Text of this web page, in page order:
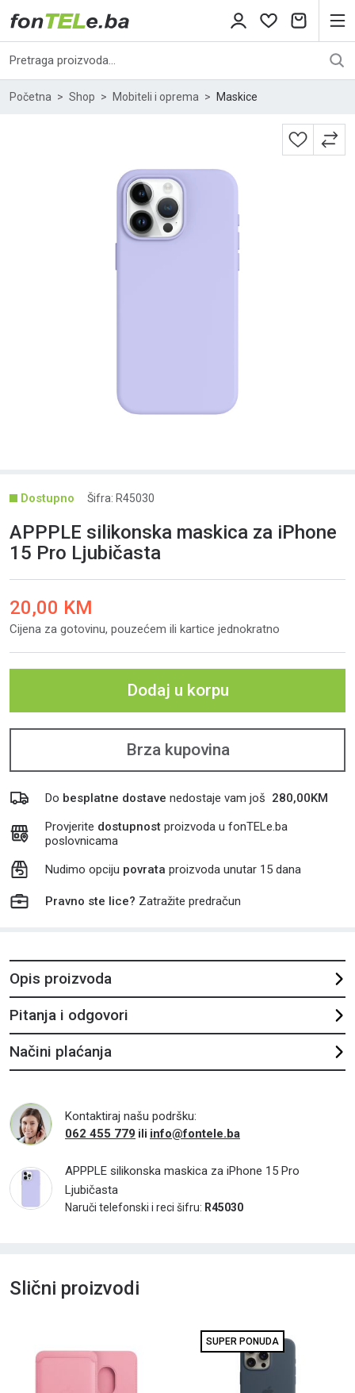
Početna Shop Mobiteli i oprema Maskice
Šifra: R45030
APPPLE silikonska maskica za iPhone
15 Pro Ljubičasta
20,00 KM
Cijena za gotovinu, pouzećem ili kartice jednokratno
Dodaj u korpu
Brza kupovina
Do besplatne dostave nedostaje vam još 280,00KM
Provjerite dostupnostproizvoda u fonTELe.ba
poslovnicama
Nudimo opciju povrata proizvoda unutar 15 dana
Pravno ste lice? Zatražite predračun
Opis proizvoda
Pitanja i odgovori
Načini plaćanja
Kontaktiraj našu podršku:
062 455 779 ili info@fontele.ba
APPPLE silikonska maskica za iPhone 15 Pro
Ljubičasta
Naruči telefonski i reci šifru: R45030
Slični proizvodi
SUPER PONUDA